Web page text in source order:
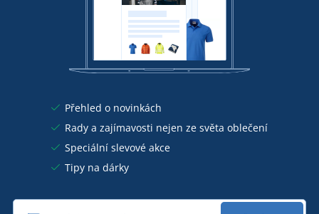
Přehled o novinkách
Rady a zajímavosti nejen ze světa oblečení
Speciální slevové akce
Tipy na dárky